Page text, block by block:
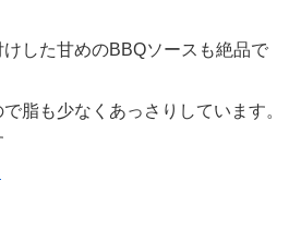
した甘めのBBQソースも絶品で
脂も少なくあっさりしています。